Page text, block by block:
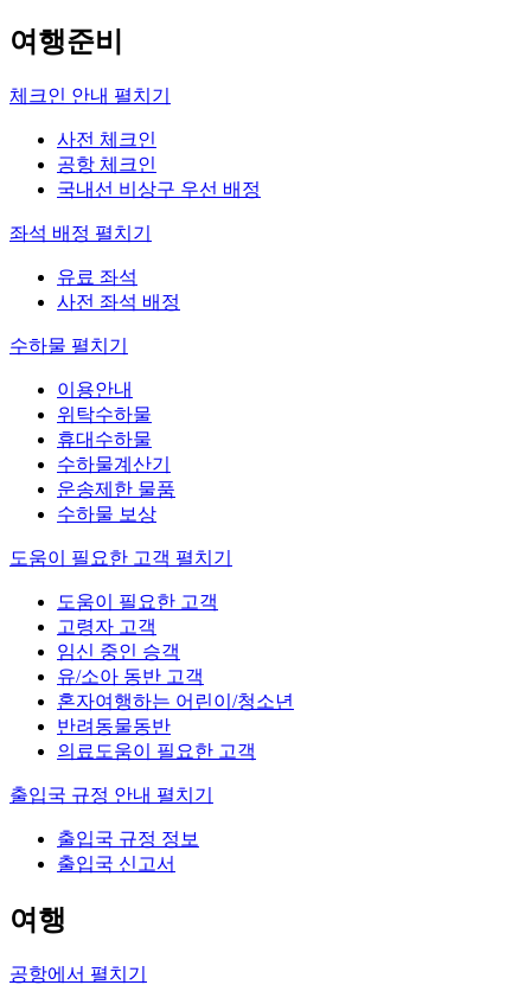
여행준비
체크인 안내 펼치기
사전 체크인
공항 체크인
국내선 비상구 우선 배정
좌석 배정 펼치기
유료 좌석
사전 좌석 배정
수하물 펼치기
이용안내
위탁수하물
휴대수하물
수하물계산기
운송제한 물품
수하물 보상
도움이 필요한 고객 펼치기
도움이 필요한 고객
고령자 고객
임신 중인 승객
유/소아 동반 고객
혼자여행하는 어린이/청소년
반려동물동반
의료도움이 필요한 고객
출입국 규정 안내 펼치기
출입국 규정 정보
출입국 신고서
여행
공항에서 펼치기